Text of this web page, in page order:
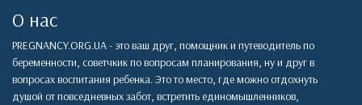
О нас
PREGNANCY.ORG.UA - это ваш друг, помощник и путеводитель по
беременности, советчкик по вопросам планирования, ну и друг в
вопросах воспитания ребенка. Это то место, где можно отдохнуть
душой от повседневных забот, встретить единомышленников,